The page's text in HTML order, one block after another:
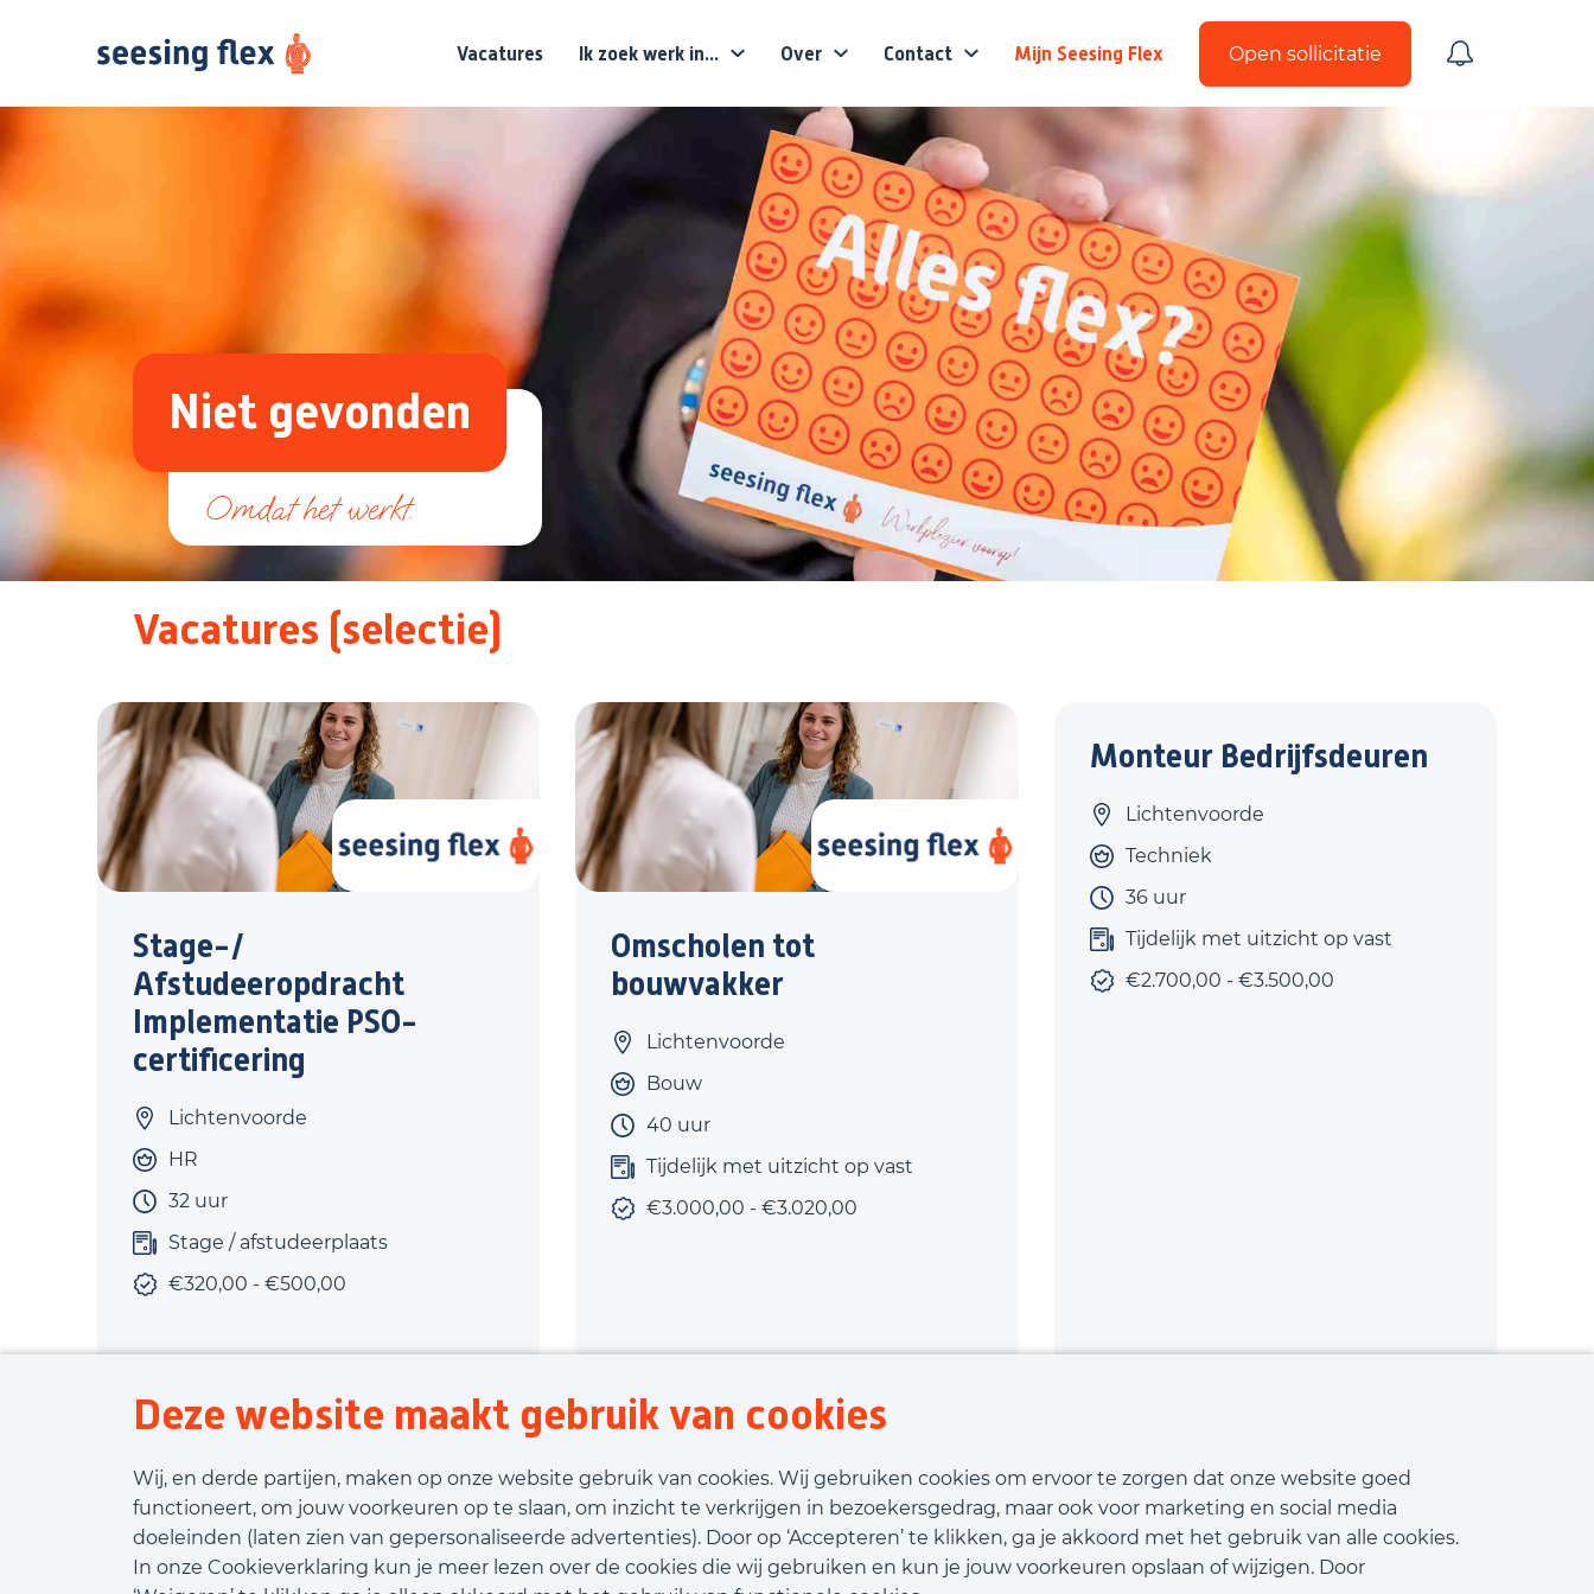
Deze website maakt gebruik van cookies
Wij, en derde partijen, maken op onze website gebruik van cookies. Wij gebruiken cookies om ervoor te zorgen dat onze website goed
functioneert, om jouw voorkeuren op te slaan, om inzicht te verkrijgen in bezoekersgedrag, maar ook voor marketing en social media
doeleinden (laten zien van gepersonaliseerde advertenties). Door op ‘Accepteren’ te klikken, ga je akkoord met het gebruik van alle cookies.
In onze Cookieverklaring kun je meer lezen over de cookies die wij gebruiken en kun je jouw voorkeuren opslaan of wijzigen. Door
Vacatures Ik zoek werk in... Over Contact Mijn Seesing Flex Open sollicitatie
Niet gevonden
Vacatures (selectie)
Stage-/
Afstudeeropdracht
Implementatie PSO-
certificering
Lichtenvoorde
HR
32 uur
Stage / afstudeerplaats
€320,00 - €500,00
Bekijk vacature
Omscholen tot
bouwvakker
Lichtenvoorde
Bouw
40 uur
Tijdelijk met uitzicht op vast
€3.000,00 - €3.020,00
Bekijk vacature
Monteur Bedrijfsdeuren
Lichtenvoorde
Techniek
36 uur
Tijdelijk met uitzicht op vast
€2.700,00 - €3.500,00
Call-to-action bij meer vacatures